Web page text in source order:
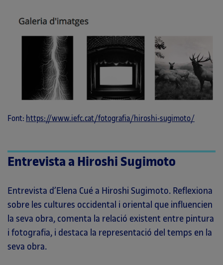
Font: https://www.iefc.cat/fotografia/hiroshi-sugimoto/
Entrevista a Hiroshi Sugimoto
Entrevista d’Elena Cué a Hiroshi Sugimoto. Reflexiona
sobre les cultures occidental i oriental que influencien
la seva obra, comenta la relació existent entre pintura
i fotografia, i destaca la representació del temps en la
seva obra.